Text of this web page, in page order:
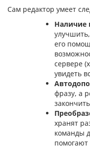
Сам редактор умеет
Наличие
его
сервере
увидеть
фразу, а
хранят
команды